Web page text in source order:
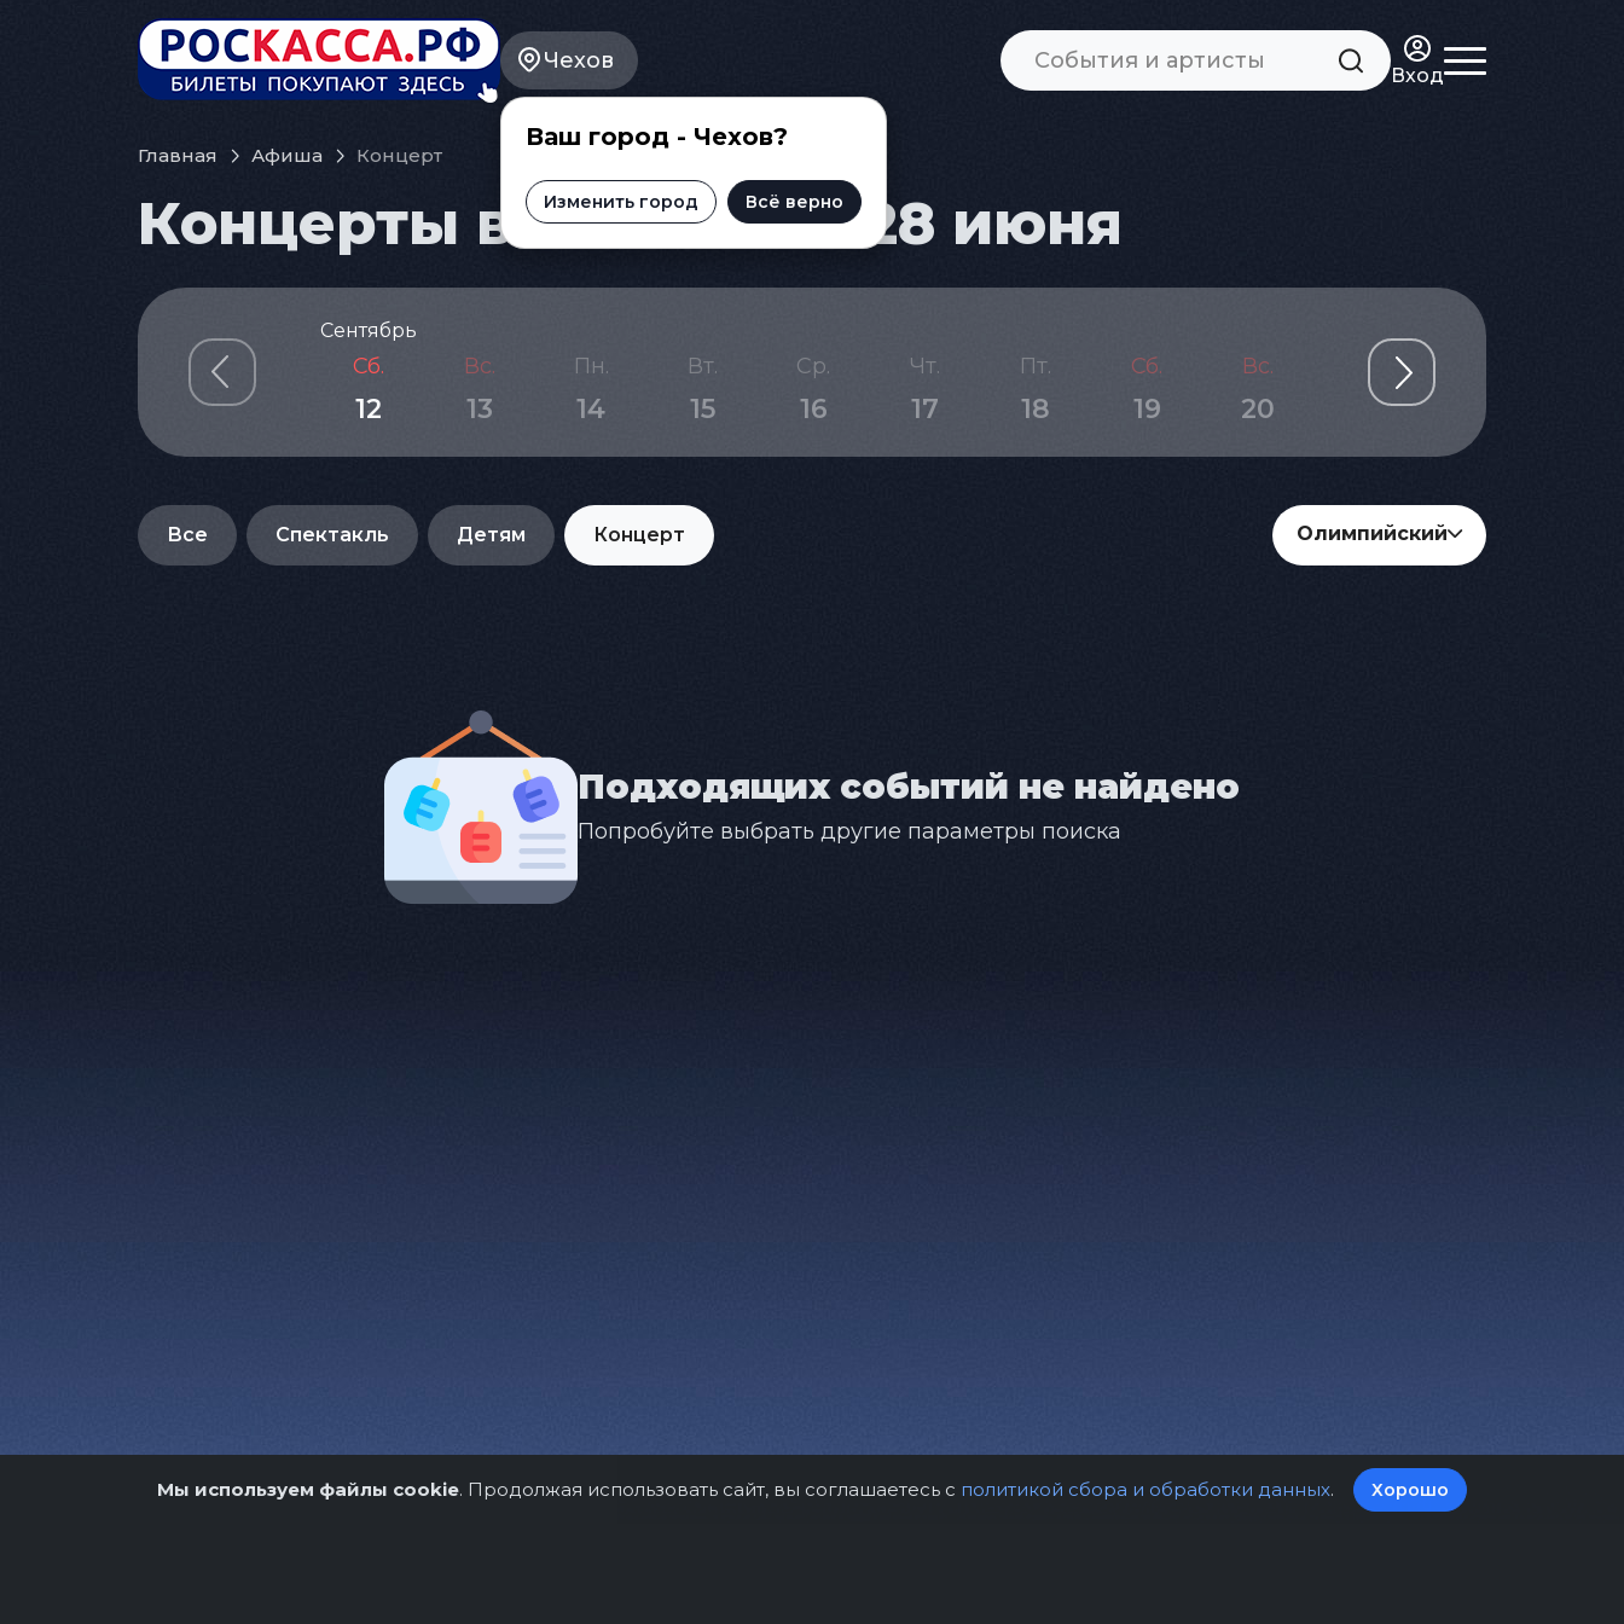
Чехов
Ваш город - Чехов?
Изменить город Всё верно
Вход
Главная Афиша Концерт
Концерты в Чехове на 28 июня
Сентябрь
Сб.
12
Вс.
13
Пн.
14
Вт.
15
Ср.
16
Чт.
17
Пт.
18
Сб.
19
Вс.
20
Пн.
21 22
Все Спектакль Детям Концерт Олимпийский
Подходящих событий не найдено
Попробуйте выбрать другие параметры поиска
Мы используем файлы cookie. Продолжая использовать сайт, вы соглашаетесь с политикой сбора и обработки данных. Хорошо